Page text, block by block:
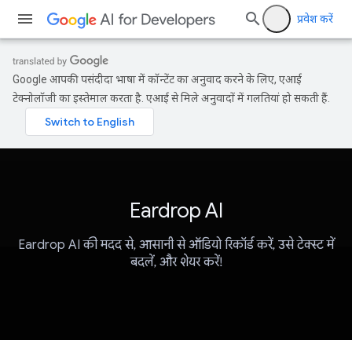
प्रवेश करें
Google आपकी पसंदीदा भाषा में कॉन्टेंट का अनुवाद करने के लिए, एआई
टेक्नोलॉजी का इस्तेमाल करता है. एआई से मिले अनुवादों में गलतियां हो सकती हैं.
Eardrop AI
Eardrop AI की मदद से, आसानी से ऑडियो रिकॉर्ड करें, उसे टेक्स्ट में
बदलें, और शेयर करें!